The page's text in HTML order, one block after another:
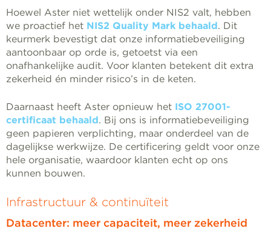
Hoewel Aster niet wettelijk onder NIS2 valt, hebben
we proactief het NIS2 Quality Mark behaald. Dit
keurmerk bevestigt dat onze informatiebeveiliging
aantoonbaar op orde is, getoetst via een
onafhankelijke audit. Voor klanten betekent dit extra
zekerheid én minder risico’s in de keten.
Daarnaast heeft Aster opnieuw het ISO 27001-
certificaat behaald. Bij ons is informatiebeveiliging
geen papieren verplichting, maar onderdeel van de
dagelijkse werkwijze. De certificering geldt voor onze
hele organisatie, waardoor klanten echt op ons
kunnen bouwen.
Infrastructuur & continuïteit
Datacenter: meer capaciteit, meer zekerheid